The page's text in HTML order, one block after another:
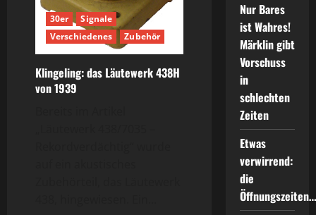
30er
Signale
Verschiedenes
Zubehör
Klingeling: das Läutewerk 438H
von 1939
Nur Bares
ist Wahres!
Märklin gibt
Vorschuss
in
schlechten
Zeiten
Etwas
verwirrend:
die
Öffnungszeiten…